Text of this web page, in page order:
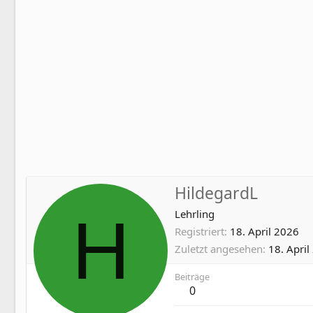
H
HildegardL
Lehrling
Registriert 18. April 2026
Zuletzt angesehen 18. April
Beiträge
0